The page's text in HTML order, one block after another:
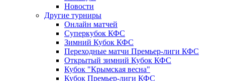
Новости
Другие турниры
Онлайн матчей
Суперкубок КФС
Зимний Кубок КФС
Переходные матчи Премьер-лиги КФС
Открытый зимний Кубок КФС
Кубок "Крымская весна"
Кубок Премьер-лиги КФС